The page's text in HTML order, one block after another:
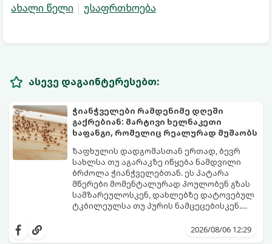
ახალი წელი
უსაფრთხოება
ასევე დაგაინტერესებთ:
ჭიანჭველები რამდენიმე დღეში
გაქრებიან: მარტივი ხელნაკეთი
ხაფანგი, რომელიც რეალურად მუშაობს
ზაფხულის დადგომასთან ერთად, ბევრ
სახლსა თუ აგარაკზე იწყება ნამდვილი
ბრძოლა ჭიანჭველებთან. ეს პატარა
მწერები მომენტალურად პოულობენ გზას
სამზარეულოსკენ, დახლებზე დატოვებულ
ტკბილეულსა თუ პურის ნამცეცებისკენ.
სპრეი და შხამქიმიკატი იყიდება, თუმცა
მარტივი, უსაფრთხო და იაფი2026/08/06 12:29